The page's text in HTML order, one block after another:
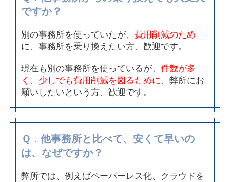
ですか？
別の事務所を使っていたが、 費用削減のため
に、事務所を乗り換えたい方、歓迎です。
現在も別の事務所を使っているが、 件数が多
く、少しでも費用削減を図るために 、弊所にお
願いしたいという方、歓迎です。
Ｑ．他事務所と比べて、安くて早いの
は、なぜですか？
弊所では、例えばペーパーレス化、クラウドを